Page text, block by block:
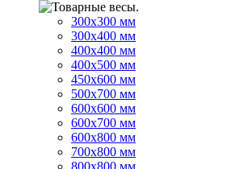
300х300 мм
300х400 мм
400х400 мм
400х500 мм
450х600 мм
500х700 мм
600х600 мм
600х700 мм
600х800 мм
700х800 мм
800х800 мм